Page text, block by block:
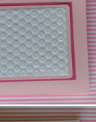
que
para proteção
Scraperia Amor no
toda produzida com
pode ser feita
da cliente. Pode